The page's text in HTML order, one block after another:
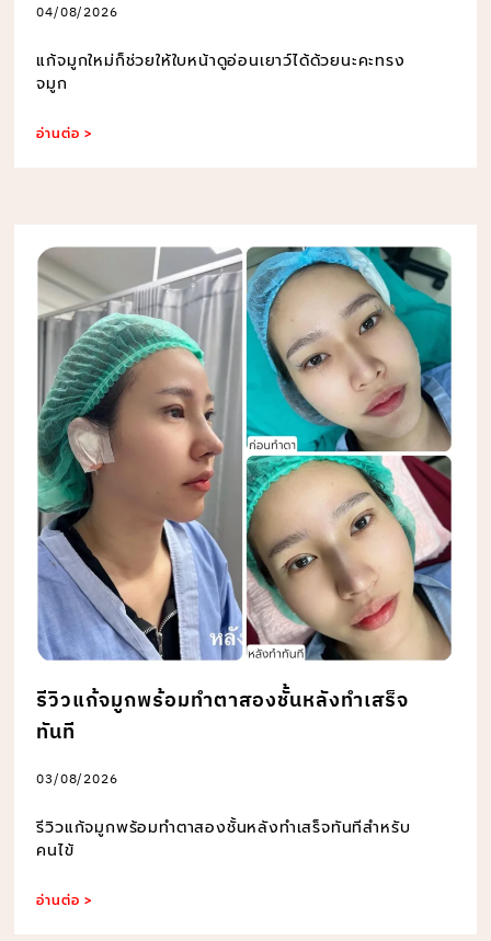
04/08/2026
แก้จมูกใหม่ก็ช่วยให้ใบหน้าดูอ่อนเยาว์ได้ด้วยนะคะทรง
จมูก
อ่านต่อ >
รีวิวแก้จมูกพร้อมทำตาสองชั้นหลังทำเสร็จ
ทันที
03/08/2026
รีวิวแก้จมูกพร้อมทำตาสองชั้นหลังทำเสร็จทันทีสำหรับ
คนไข้
อ่านต่อ >